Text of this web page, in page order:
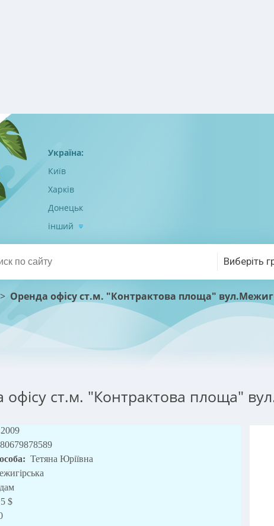
Україна:
Київ
Харків
Донецьк
інший
Виберіть
> Оренда офісу ст.м. "Контрактова площа"
офісу ст.м. "Контрактова площа"
80679878589
Тетяна Юріївна
$